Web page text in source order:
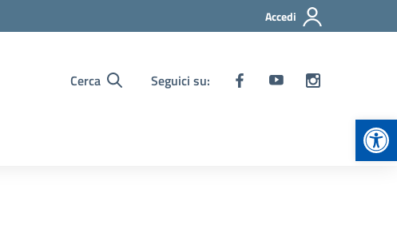
Accedi
Cerca Seguici su: